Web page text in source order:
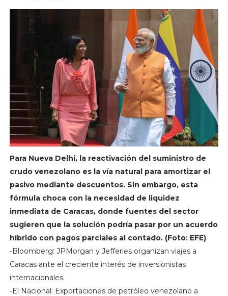
Para Nueva Delhi, la reactivación del suministro de
crudo venezolano es la vía natural para amortizar el
pasivo mediante descuentos. Sin embargo, esta
fórmula choca con la necesidad de liquidez
inmediata de Caracas, donde fuentes del sector
sugieren que la solución podría pasar por un acuerdo
híbrido con pagos parciales al contado. (Foto: EFE)
-Bloomberg: JPMorgan y Jefferies organizan viajes a
Caracas ante el creciente interés de inversionistas
internacionales.
-El Nacional: Exportaciones de petróleo venezolano a